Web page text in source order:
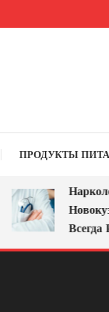
ПРОДУКТЫ
Нарколог
Всегда